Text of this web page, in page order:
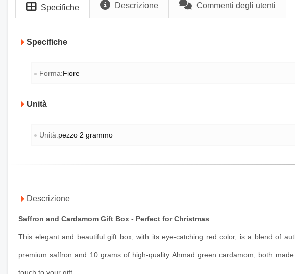
Specifiche Descrizione Commenti degli utenti
Specifiche
Forma:Fiore
Unità
Unità:pezzo 2 grammo
Descrizione
Saffron and Cardamom Gift Box - Perfect for Christmas
This elegant and beautiful gift box, with its eye-catching red color, is a blend of
premium saffron and 10 grams of high-quality Ahmad green cardamom, both